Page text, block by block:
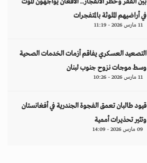
في أراضيهم الملوثة بالمتفجرات
11 مارس 2026 - 11:19
التصعيد العسكري يفاقم أزمات الخدمات الصحية
وسط موجات نزوح جنوب لبنان
11 مارس 2026 - 10:26
قيود طالبان تعمق الفجوة الجندرية في أفغانستان
وتثير تحذيرات أممية
09 مارس 2026 - 14:09